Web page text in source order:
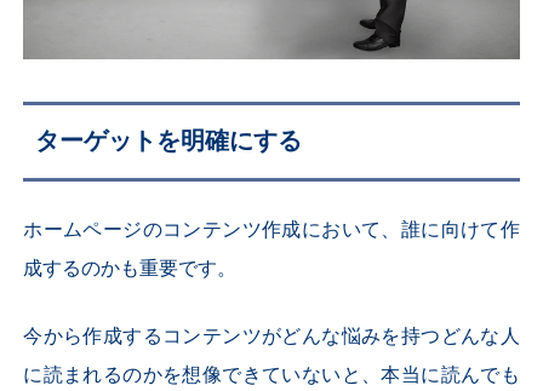
ターゲットを明確にする
ホームページのコンテンツ作成において、誰に向けて作
成するのかも重要です。
今から作成するコンテンツがどんな悩みを持つどんな人
に読まれるのかを想像できていないと、本当に読んでも